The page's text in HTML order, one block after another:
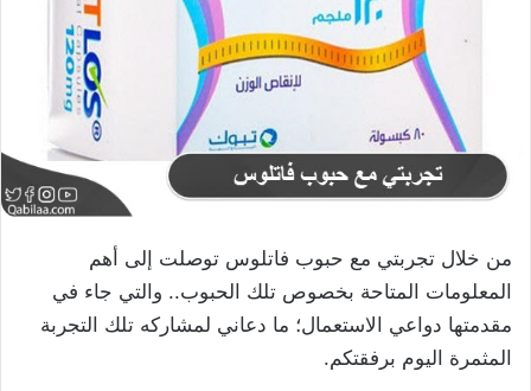
من خلال تجربتي مع حبوب فاتلوس توصلت إلى أهم
المعلومات المتاحة بخصوص تلك الحبوب.. والتي جاء في
مقدمتها دواعي الاستعمال؛ ما دعاني لمشاركه تلك التجربة
المثمرة اليوم برفقتكم.